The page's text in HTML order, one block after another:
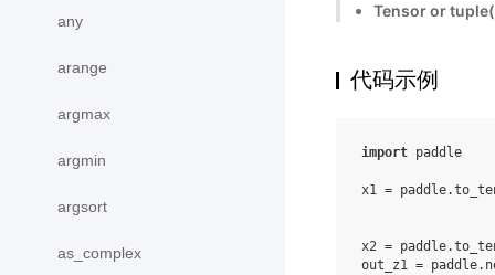
any
arange
argmax
argmin
argsort
as_complex
Tensor or
代码示例
import paddle
x1 = paddle.
x2 = paddle.
out_z1 = paddle.